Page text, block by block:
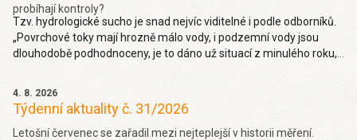
probíhají kontroly?
Tzv. hydrologické sucho je snad nejvíc viditelné i podle odborníků.
„Povrchové toky mají hrozně málo vody, i podzemní vody jsou
dlouhodobě podhodnoceny, je to dáno už situací z minulého roku,
4. 8. 2026
Týdenní aktuality č. 31/2026
Letošní červenec se zařadil mezi nejteplejší v historii měření.